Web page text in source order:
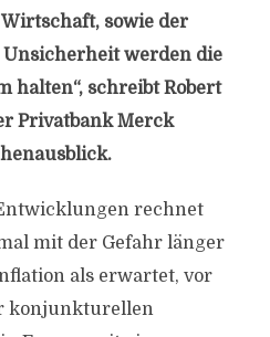
sowie der
werden die
halten“, schreibt Robert
Privatbank Merck
rechnet
mit der Gefahr länger
als erwartet, vor
konjunkturellen